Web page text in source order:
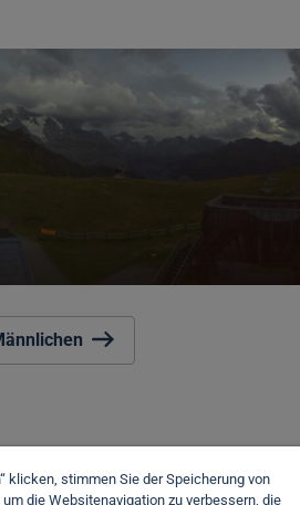
klicken, stimmen Sie der Speicherung von
die Websitenavigation zu verbessern, die